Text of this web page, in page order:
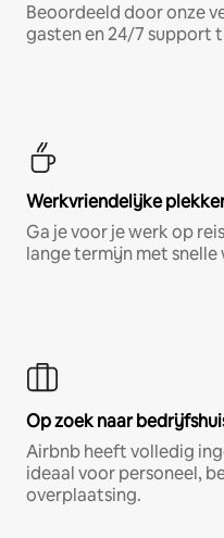
Beoordeeld door onze
gasten en 24/7 support
Werkvriendelijke
Ga je voor je werk op
lange termijn met
Op zoek naar
Airbnb heeft volledig
ideaal voor personeel,
overplaatsing.